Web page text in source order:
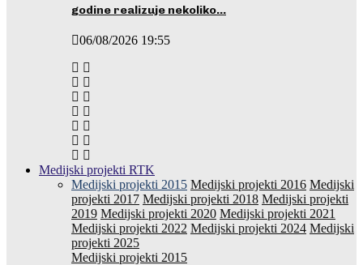
godine realizuje nekoliko…
06/08/2026 19:55
Medijski projekti RTK
Medijski projekti 2015 Medijski projekti 2016 Medijski
projekti 2017 Medijski projekti 2018 Medijski projekti
2019 Medijski projekti 2020 Medijski projekti 2021
Medijski projekti 2022 Medijski projekti 2024 Medijski
projekti 2025
Medijski projekti 2015